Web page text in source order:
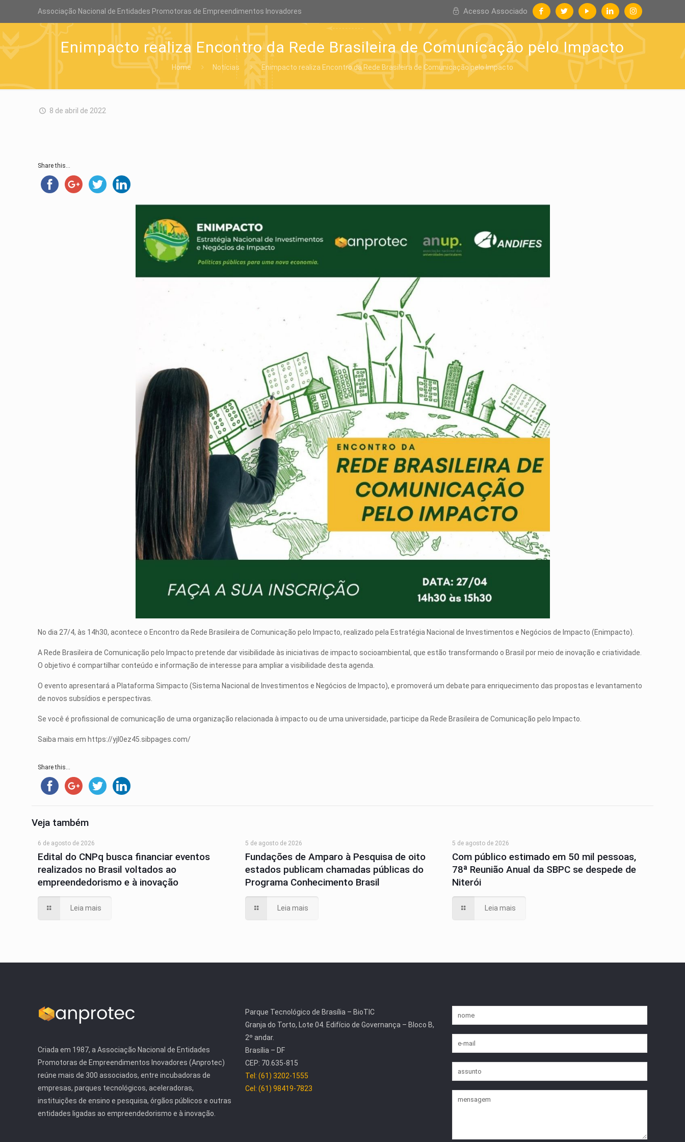
Associação Nacional de Entidades Promotoras de Empreendimentos Inovadores Acesso Associado
Enimpacto realiza Encontro da Rede Brasileira de Comunicação pelo Impacto
Home Notícias Enimpacto realiza Encontro da Rede Brasileira de Comunicação pelo Impacto
8 de abril de 2022
Share this...
No dia 27/4, às 14h30, acontece o Encontro da Rede Brasileira de Comunicação pelo Impacto, realizado pela Estratégia Nacional de Investimentos e Negócios de Impacto (Enimpacto).
A Rede Brasileira de Comunicação pelo Impacto pretende dar visibilidade às iniciativas de impacto socioambiental, que estão transformando o Brasil por meio de inovação e criatividade.
O objetivo é compartilhar conteúdo e informação de interesse para ampliar a visibilidade desta agenda.
O evento apresentará a Plataforma Simpacto (Sistema Nacional de Investimentos e Negócios de Impacto), e promoverá um debate para enriquecimento das propostas e levantamento
de novos subsídios e perspectivas.
Se você é profissional de comunicação de uma organização relacionada à impacto ou de uma universidade, participe da Rede Brasileira de Comunicação pelo Impacto.
Saiba mais em https://yjl0ez45.sibpages.com/
Share this...
Veja também
6 de agosto de 2026
Edital do CNPq busca financiar eventos
realizados no Brasil voltados ao
empreendedorismo e à inovação
Leia mais
5 de agosto de 2026
Fundações de Amparo à Pesquisa de oito
estados publicam chamadas públicas do
Programa Conhecimento Brasil
Leia mais
5 de agosto de 2026
Com público estimado em 50 mil pessoas,
78ª Reunião Anual da SBPC se despede de
Niterói
Leia mais
Criada em 1987, a Associação Nacional de Entidades
Promotoras de Empreendimentos Inovadores (Anprotec)
reúne mais de 300 associados, entre incubadoras de
empresas, parques tecnológicos, aceleradoras,
instituições de ensino e pesquisa, órgãos públicos e outras
entidades ligadas ao empreendedorismo e à inovação.
Parque Tecnológico de Brasília – BioTIC
Granja do Torto, Lote 04. Edifício de Governança – Bloco B,
2º andar.
Brasília – DF
CEP: 70.635-815
Tel: (61) 3202-1555
Cel: (61) 98419-7823